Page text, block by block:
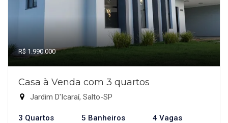
R$ 1.990.000
Casa à Venda com 3 quartos
Jardim D'Icaraí, Salto-SP
3 Quartos 5 Banheiros 4 Vagas